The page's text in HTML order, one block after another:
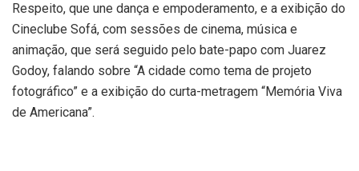
Respeito, que une dança e empoderamento, e a exibição do
Cineclube Sofá, com sessões de cinema, música e
animação, que será seguido pelo bate-papo com Juarez
Godoy, falando sobre “A cidade como tema de projeto
fotográfico” e a exibição do curta-metragem “Memória Viva
de Americana”.